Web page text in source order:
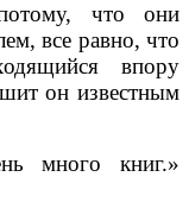
что они
все равно, что
впору
он известным
много книг.»